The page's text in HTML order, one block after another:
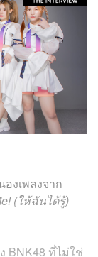
งเพลงจาก
(ให้ฉันได้รู้)
BNK48 ที่ไม่ใช่